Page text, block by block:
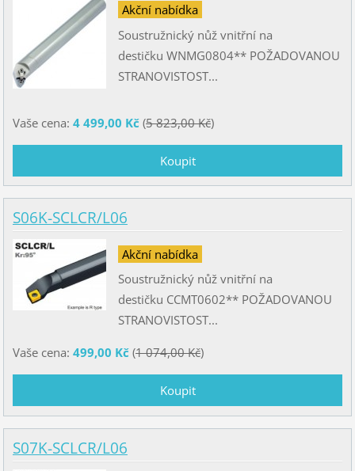
Akční nabídka
Soustružnický nůž vnitřní na
destičku WNMG0804** POŽADOVANOU
STRANOVISTOST...
Vaše cena: 4 499,00 Kč(5 823,00 Kč)
S06K-SCLCR/L06
Akční nabídka
Soustružnický nůž vnitřní na
destičku CCMT0602** POŽADOVANOU
STRANOVISTOST...
Vaše cena: 499,00 Kč(1 074,00 Kč)
S07K-SCLCR/L06